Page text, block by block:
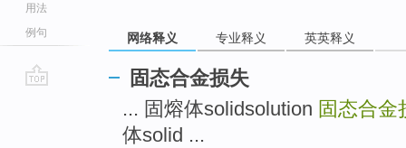
用法
例句
网络释义 专业释义 英英释义
固态合金损失
... 固熔体solidsolution 固态合金
体solid ...